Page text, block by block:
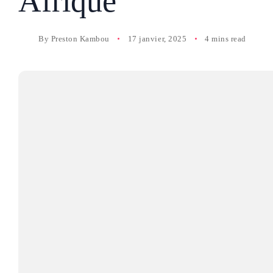
By Preston Kambou 17 janvier, 2025 4 mins read